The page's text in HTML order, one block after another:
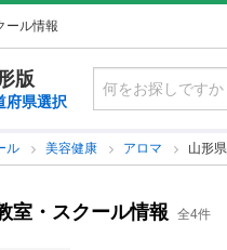
ール情報
版
府県選択
ル 美容健康 アロマ 山形
室・スクール情報 全4件